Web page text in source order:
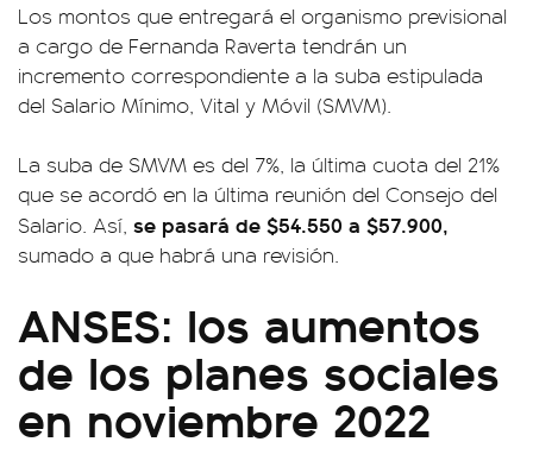
Los montos que entregará el organismo previsional
a cargo de Fernanda Raverta tendrán un
incremento correspondiente a la suba estipulada
del Salario Mínimo, Vital y Móvil (SMVM).
La suba de SMVM es del 7%, la última cuota del 21%
que se acordó en la última reunión del Consejo del
Salario. Así, se pasará de $54.550 a $57.900,
sumado a que habrá una revisión.
ANSES: los aumentos
de los planes sociales
en noviembre 2022